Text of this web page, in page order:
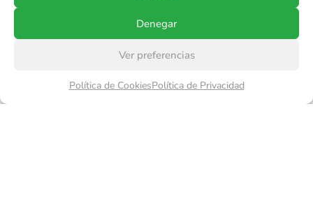
Denegar
Ver preferencias
Política de CookiesPolítica de Privacidad